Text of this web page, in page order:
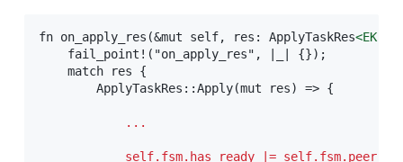
fn on_apply_res(&mut self, res: ApplyTaskRes<EK:
    fail_point!("on_apply_res", |_| {});
    match res {
        ApplyTaskRes::Apply(mut res) => {
            ...
self.fsm.has_ready |=